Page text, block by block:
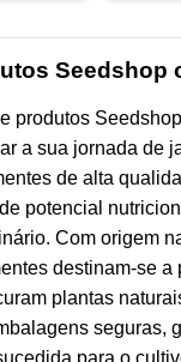
Seedshop
produtos
a sua jornada de
de alta
potencial
Com origem
destinam-se a
plantas
seguras,
para o